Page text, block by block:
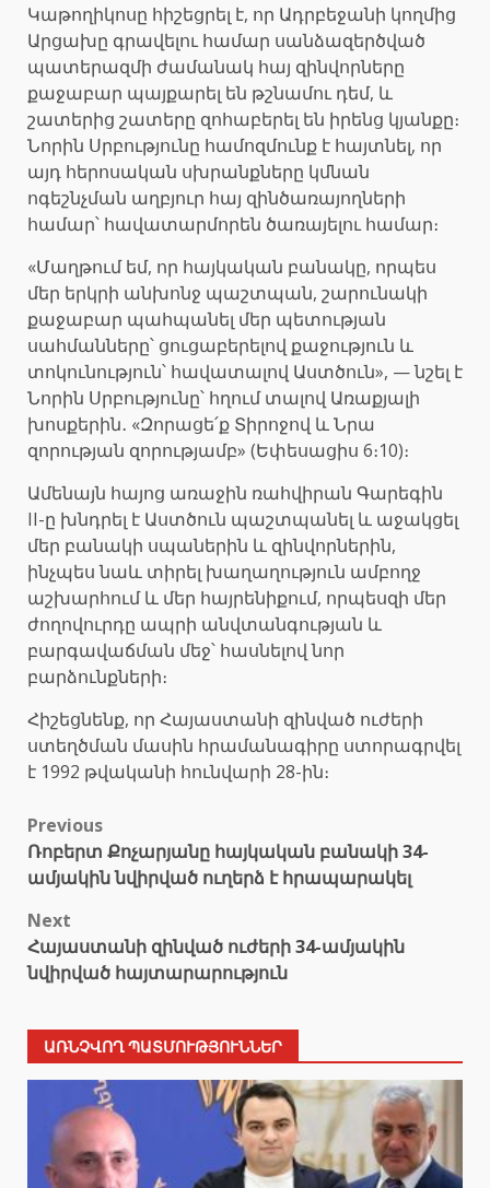
Կաթողիկոսը հիշեցրել է, որ Ադրբեջանի կողմից
Արցախը գրավելու համար սանձազերծված
պատերազմի ժամանակ հայ զինվորները
քաջաբար պայքարել են թշնամու դեմ, և
շատերից շատերը զոհաբերել են իրենց կյանքը։
Նորին Սրբությունը համոզմունք է հայտնել, որ
այդ հերոսական սխրանքները կմնան
ոգեշնչման աղբյուր հայ զինծառայողների
համար՝ հավատարմորեն ծառայելու համար։
«Մաղթում եմ, որ հայկական բանակը, որպես
մեր երկրի անխոնջ պաշտպան, շարունակի
քաջաբար պահպանել մեր պետության
սահմանները՝ ցուցաբերելով քաջություն և
տոկունություն՝ հավատալով Աստծուն», — նշել է
Նորին Սրբությունը՝ հղում տալով Առաքյալի
խոսքերին․ «Զորացե՛ք Տիրոջով և Նրա
զորության զորությամբ» (Եփեսացիս 6։10)։
Ամենայն հայոց առաջին ռահվիրան Գարեգին
II-ը խնդրել է Աստծուն պաշտպանել և աջակցել
մեր բանակի սպաներին և զինվորներին,
ինչպես նաև տիրել խաղաղություն ամբողջ
աշխարհում և մեր հայրենիքում, որպեսզի մեր
ժողովուրդը ապրի անվտանգության և
բարգավաճման մեջ՝ հասնելով նոր
բարձունքների։
Հիշեցնենք, որ Հայաստանի զինված ուժերի
ստեղծման մասին հրամանագիրը ստորագրվել
է 1992 թվականի հունվարի 28-ին։
Post
navigation
Previous
Ռոբերտ Քոչարյանը հայկական բանակի 34-
ամյակին նվիրված ուղերձ է հրապարակել
Next
Հայաստանի զինված ուժերի 34-ամյակին
նվիրված հայտարարություն
ԱՌՆՉՎՈՂ ՊԱՏՄՈՒԹՅՈՒՆՆԵՐ